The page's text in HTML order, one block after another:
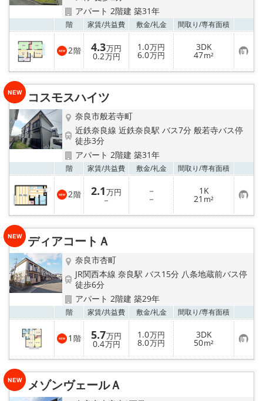
アパート 2階建 築31年
階 家賃/共益費 敷金/礼金 間取り/専有面積
2階 4.3万円
0.2万円
1.0万円
6.0万円
3DK
47m² お
気
に
り
コスモスハイツ
奈良市般若寺町
近鉄奈良線 近鉄奈良駅 バス7分 般若寺バス停
徒歩3分
アパート 2階建 築31年
階 家賃/共益費 敷金/礼金 間取り/専有面積
2階 2.1万円
－
－
－
1K
21 m² お
気
に
り
ディアコートＡ
奈良市杏町
JR関西本線 奈良駅 バス15分 八条地蔵前バス停
徒歩6分
アパート 2階建 築29年
階 家賃/共益費 敷金/礼金 間取り/専有面積
1 階 5.7万円
0.4万円
1.0万円
8.0万円
3DK
50m² お
気
に
り
メゾンヴェールＡ